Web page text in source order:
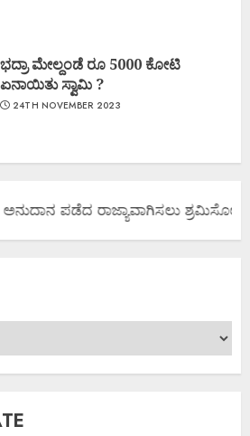
ಭದ್ರಾ ಮೇಲ್ದಂಡೆ ರೂ 5000 ಕೋಟಿ
ಏನಾಯಿತು ಸ್ವಾಮಿ ?
24TH NOVEMBER 2023
ಪಡೆದ ರಾಜ್ಯಾವಾಗಿಸಲು ಶ್ರಮಿಸೋಣ